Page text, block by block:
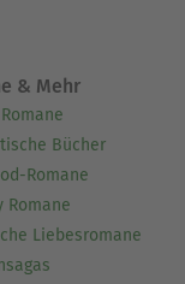
& Mehr
Bücher
Romane
Romane
Liebesromane